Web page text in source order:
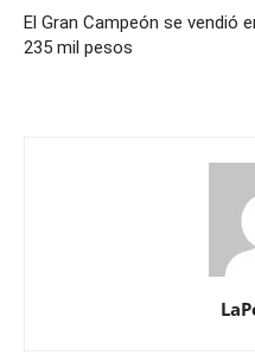
El Gran Campeón se vendió
235 mil pesos